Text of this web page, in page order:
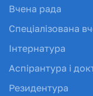
Вчена рада
Спеціалізована
Інтернатура
Аспірантура і
Резидентура